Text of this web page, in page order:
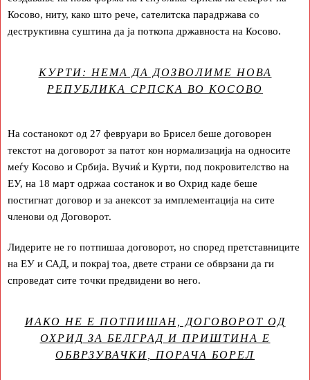
Косово, ниту, како што рече, сателитска парадржава со
деструктивна суштина да ја поткопа државноста на Косово.
КУРТИ: НЕМА ДА ДОЗВОЛИМЕ НОВА
РЕПУБЛИКА СРПСКА ВО КОСОВО
На состанокот од 27 февруари во Брисел беше договорен
текстот на договорот за патот кон нормализација на односите
меѓу Косово и Србија. Вучиќ и Курти, под покровителство на
ЕУ, на 18 март одржаа состанок и во Охрид каде беше
постигнат договор и за анексот за имплементација на сите
членови од Договорот.
Лидерите не го потпишаа договорот, но според претставниците
на ЕУ и САД, и покрај тоа, двете страни се обврзани да ги
спроведат сите точки предвидени во него.
ИАКО НЕ Е ПОТПИШАН, ДОГОВОРОТ ОД
ОХРИД ЗА БЕЛГРАД И ПРИШТИНА Е
ОБВРЗУВАЧКИ, ПОРАЧА БОРЕЛ